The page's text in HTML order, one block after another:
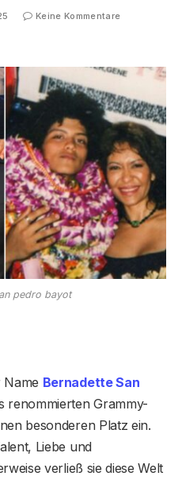
Keine Kommentare
pedro bayot
Name Bernadette San
renommierten Grammy-
besonderen Platz ein.
Liebe und
verließ sie diese Welt